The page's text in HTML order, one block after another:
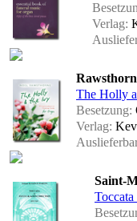
Verlag:
The Holly
Besetzung:
Verlag:
Saint-